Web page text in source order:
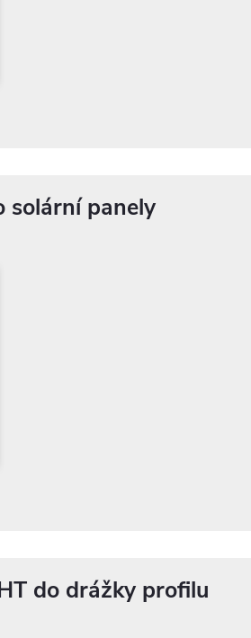
solární panely
do drážky profilu